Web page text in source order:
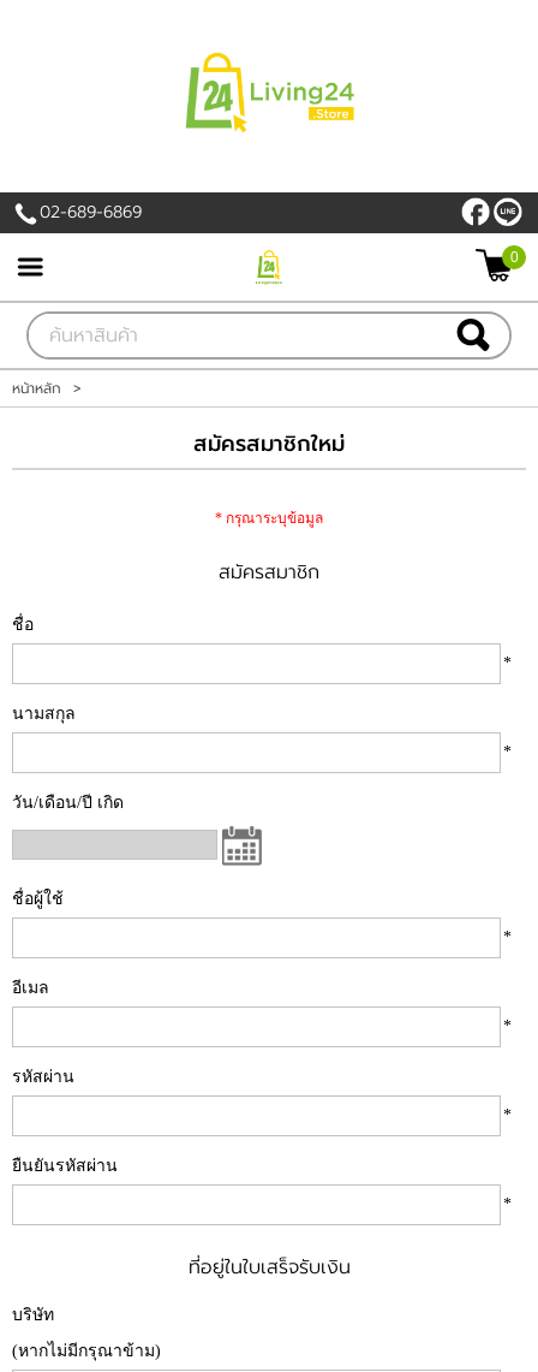
สมัครสมาชิก
สินค้าที่สนใจ( 0 )
PROMOTION
สินค้า
02-689-6869
0
หน้าหลัก >
สมัครสมาชิกใหม่
* กรุณาระบุข้อมูล
สมัครสมาชิก
ชื่อ
*
นามสกุล
*
วัน/เดือน/ปี เกิด
ชื่อผู้ใช้
*
อีเมล
*
รหัสผ่าน
*
ยืนยันรหัสผ่าน
*
ที่อยู่ในใบเสร็จรับเงิน
บริษัท
(หากไม่มีกรุณาข้าม)